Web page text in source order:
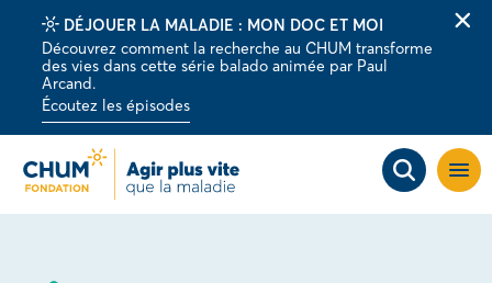
DÉJOUER LA MALADIE : MON DOC ET MOI
Découvrez comment la recherche au CHUM transforme
des vies dans cette série balado animée par Paul
Arcand.
Écoutez les épisodes
la